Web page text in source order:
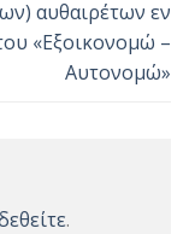
αυθαιρέτων εν
«Εξοικονομώ –
Αυτονομώ»
.